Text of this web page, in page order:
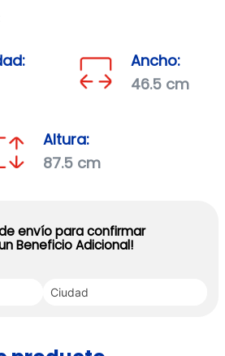
Ancho:
46.5 cm
Altura:
87.5 cm
envío para confirmar
Beneficio Adicional!